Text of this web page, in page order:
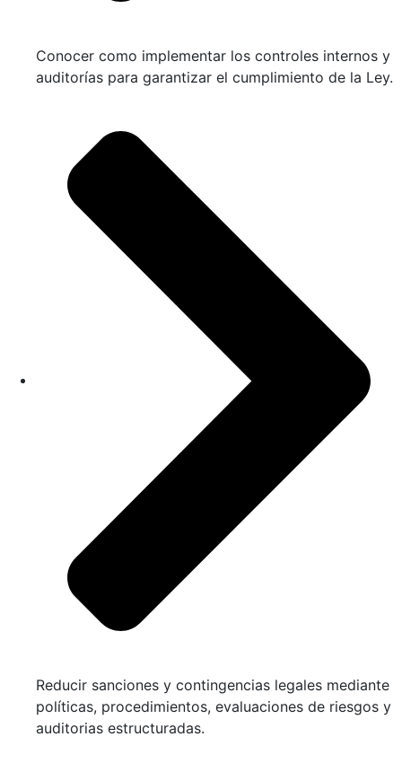
Conocer como implementar los controles internos y
auditorías para garantizar el cumplimiento de la Ley.
Reducir sanciones y contingencias legales mediante
políticas, procedimientos, evaluaciones de riesgos y
auditorias estructuradas.